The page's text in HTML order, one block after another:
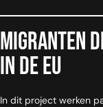
Migranten
in de EU
In dit project werken